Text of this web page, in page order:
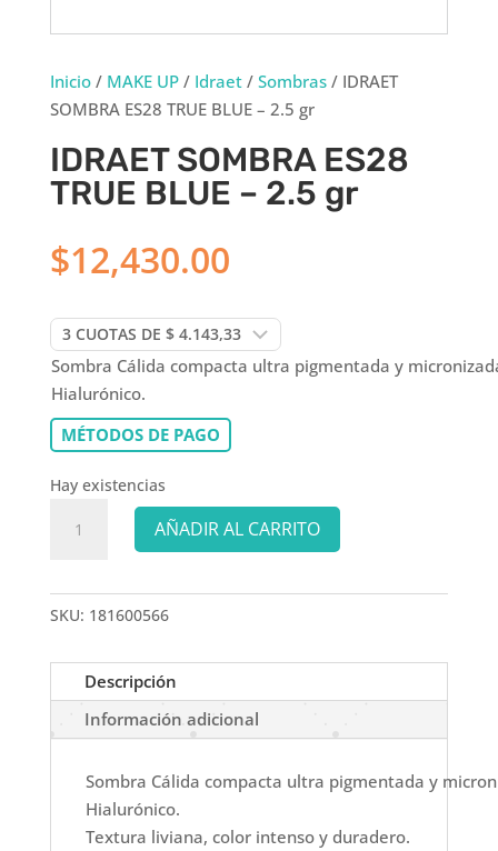
Inicio/ MAKE UP/ Idraet/ Sombras/ IDRAET
SOMBRA ES28 TRUE BLUE – 2.5 gr
IDRAET SOMBRA ES28
TRUE BLUE – 2.5 gr
$12,430.00
Sombra Cálida compacta ultra pigmentada y
Hialurónico.
MÉTODOS DE PAGO
Hay existencias
SOMBRA
TRUE
BLUE
gr
cantidad
AÑADIR AL CARRITO
SKU: 181600566
Descripción
Información adicional
Sombra Cálida compacta ultra pigmentada y
Hialurónico.
Textura liviana, color intenso y duradero.